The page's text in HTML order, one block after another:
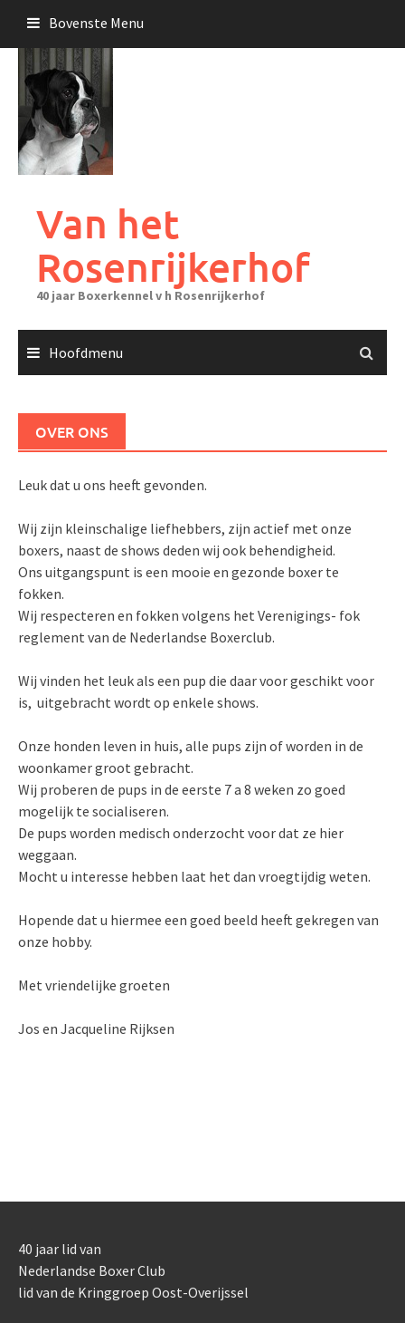
de
inhoud
Bovenste Menu
Van het
Rosenrijkerhof
40 jaar Boxerkennel v h Rosenrijkerhof
Hoofdmenu
OVER ONS
Leuk dat u ons heeft gevonden.
Wij zijn kleinschalige liefhebbers, zijn actief met onze
boxers, naast de shows deden wij ook behendigheid.
Ons uitgangspunt is een mooie en gezonde boxer te
fokken.
Wij respecteren en fokken volgens het Verenigings- fok
reglement van de Nederlandse Boxerclub.
Wij vinden het leuk als een pup die daar voor geschikt voor
is, uitgebracht wordt op enkele shows.
Onze honden leven in huis, alle pups zijn of worden in de
woonkamer groot gebracht.
Wij proberen de pups in de eerste 7 a 8 weken zo goed
mogelijk te socialiseren.
De pups worden medisch onderzocht voor dat ze hier
weggaan.
Mocht u interesse hebben laat het dan vroegtijdig weten.
Hopende dat u hiermee een goed beeld heeft gekregen van
onze hobby.
Met vriendelijke groeten
Jos en Jacqueline Rijksen
40 jaar lid van
Nederlandse Boxer Club
lid van de Kringgroep Oost-Overijssel